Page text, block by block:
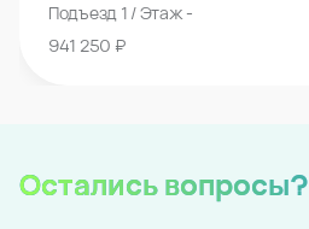
Подъезд 1 / Этаж -
941 250 ₽
Остались вопросы?